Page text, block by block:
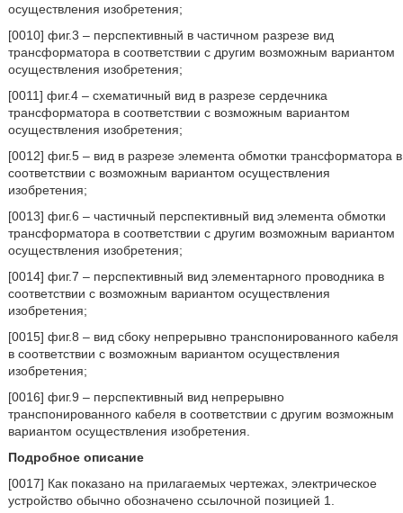
осуществления изобретения;
[0010] фиг.3 – перспективный в частичном разрезе вид
трансформатора в соответствии с другим возможным вариантом
осуществления изобретения;
[0011] фиг.4 – схематичный вид в разрезе сердечника
трансформатора в соответствии с возможным вариантом
осуществления изобретения;
[0012] фиг.5 – вид в разрезе элемента обмотки трансформатора в
соответствии с возможным вариантом осуществления
изобретения;
[0013] фиг.6 – частичный перспективный вид элемента обмотки
трансформатора в соответствии с другим возможным вариантом
осуществления изобретения;
[0014] фиг.7 – перспективный вид элементарного проводника в
соответствии с возможным вариантом осуществления
изобретения;
[0015] фиг.8 – вид сбоку непрерывно транспонированного кабеля
в соответствии с возможным вариантом осуществления
изобретения;
[0016] фиг.9 – перспективный вид непрерывно
транспонированного кабеля в соответствии с другим возможным
вариантом осуществления изобретения.
Подробное описание
[0017] Как показано на прилагаемых чертежах, электрическое
устройство обычно обозначено ссылочной позицией 1.